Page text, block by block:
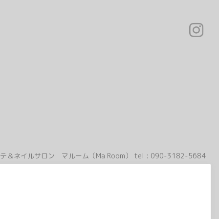
＆ネイルサロン マルーム（Ma Room） tel : 090-3182-5684